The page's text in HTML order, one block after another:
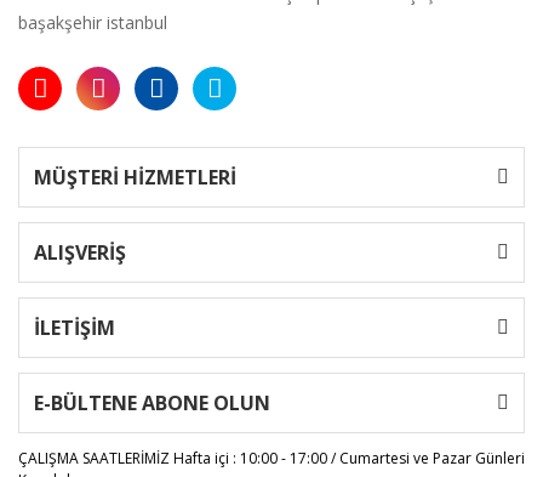
başakşehir istanbul
MÜŞTERİ HİZMETLERİ
ALIŞVERİŞ
İLETİŞİM
E-BÜLTENE ABONE OLUN
ÇALIŞMA SAATLERİMİZHafta içi : 10:00 - 17:00 / Cumartesi ve Pazar Günleri